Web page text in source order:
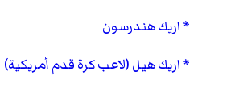
اريك هندرسون
اريك هيل (لاعب كرة قدم أمريكية)